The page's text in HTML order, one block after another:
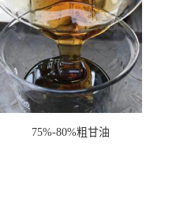
75%-80%粗甘油